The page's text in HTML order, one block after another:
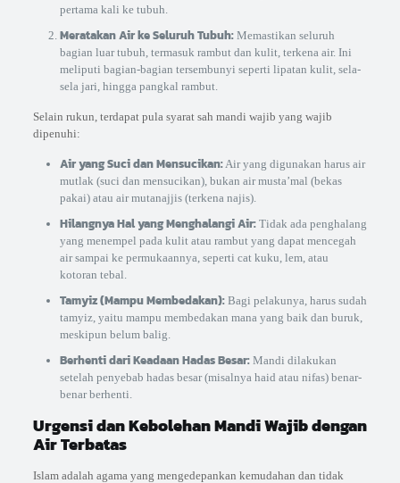
pertama kali ke tubuh.
Meratakan Air ke Seluruh Tubuh:Memastikan seluruh
bagian luar tubuh, termasuk rambut dan kulit, terkena air. Ini
meliputi bagian-bagian tersembunyi seperti lipatan kulit, sela-
sela jari, hingga pangkal rambut.
Selain rukun, terdapat pula syarat sah mandi wajib yang wajib
dipenuhi:
Air yang Suci dan Mensucikan:Air yang digunakan harus air
mutlak (suci dan mensucikan), bukan air musta’mal (bekas
pakai) atau air mutanajjis (terkena najis).
Hilangnya Hal yang Menghalangi Air:Tidak ada penghalang
yang menempel pada kulit atau rambut yang dapat mencegah
air sampai ke permukaannya, seperti cat kuku, lem, atau
kotoran tebal.
Tamyiz (Mampu Membedakan):Bagi pelakunya, harus sudah
tamyiz, yaitu mampu membedakan mana yang baik dan buruk,
meskipun belum balig.
Berhenti dari Keadaan Hadas Besar:Mandi dilakukan
setelah penyebab hadas besar (misalnya haid atau nifas) benar-
benar berhenti.
Urgensi dan Kebolehan Mandi Wajib dengan
Air Terbatas
Islam adalah agama yang mengedepankan kemudahan dan tidak